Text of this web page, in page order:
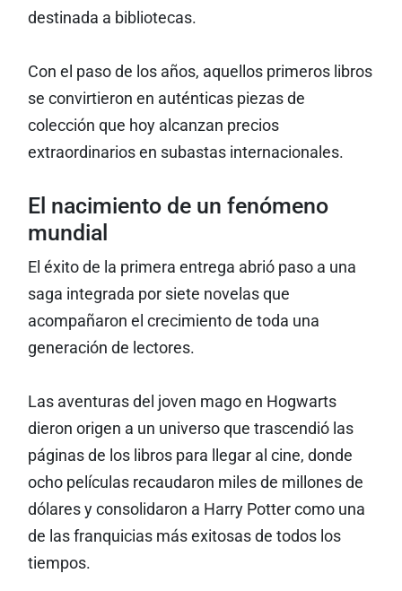
destinada a bibliotecas.
Con el paso de los años, aquellos primeros libros
se convirtieron en auténticas piezas de
colección que hoy alcanzan precios
extraordinarios en subastas internacionales.
El nacimiento de un fenómeno
mundial
El éxito de la primera entrega abrió paso a una
saga integrada por siete novelas que
acompañaron el crecimiento de toda una
generación de lectores.
Las aventuras del joven mago en Hogwarts
dieron origen a un universo que trascendió las
páginas de los libros para llegar al cine, donde
ocho películas recaudaron miles de millones de
dólares y consolidaron a Harry Potter como una
de las franquicias más exitosas de todos los
tiempos.